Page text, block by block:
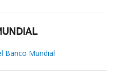
Banco Mundial